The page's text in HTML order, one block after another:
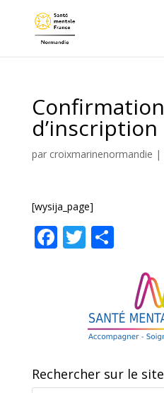
Confirmation
d’inscription
par croixmarinenormandie |
[wysija_page]
F
k
T
er
P
g
er
Rechercher sur le site